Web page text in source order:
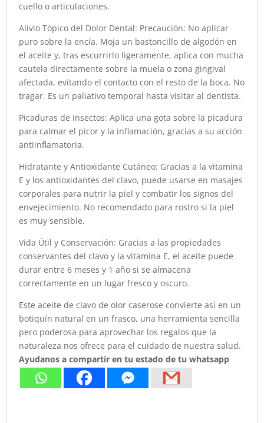
cuello o articulaciones.
Alivio Tópico del Dolor Dental: Precaución: No aplicar
puro sobre la encía. Moja un bastoncillo de algodón en
el aceite y, tras escurrirlo ligeramente, aplica con mucha
cautela directamente sobre la muela o zona gingival
afectada, evitando el contacto con el resto de la boca. No
tragar. Es un paliativo temporal hasta visitar al dentista.
Picaduras de Insectos: Aplica una gota sobre la picadura
para calmar el picor y la inflamación, gracias a su acción
antiinflamatoria.
Hidratante y Antioxidante Cutáneo: Gracias a la vitamina
E y los antioxidantes del clavo, puede usarse en masajes
corporales para nutrir la piel y combatir los signos del
envejecimiento. No recomendado para rostro si la piel
es muy sensible.
Vida Útil y Conservación: Gracias a las propiedades
conservantes del clavo y la vitamina E, el aceite puede
durar entre 6 meses y 1 año si se almacena
correctamente en un lugar fresco y oscuro.
Este aceite de clavo de olor caserose convierte así en un
botiquín natural en un frasco, una herramienta sencilla
pero poderosa para aprovechar los regalos que la
naturaleza nos ofrece para el cuidado de nuestra salud.
Ayudanos a compartir en tu estado de tu whatsapp